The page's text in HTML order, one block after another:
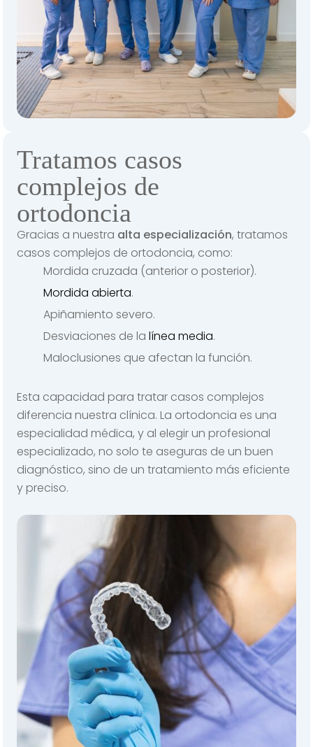
Tratamos casos
complejos de
ortodoncia
Gracias a nuestra alta especialización, tratamos
casos complejos de ortodoncia, como:
Mordida cruzada (anterior o posterior).
Mordida abierta.
Apiñamiento severo.
Desviaciones de la línea media.
Maloclusiones que afectan la función.
Esta capacidad para tratar casos complejos
diferencia nuestra clínica. La ortodoncia es una
especialidad médica, y al elegir un profesional
especializado, no solo te aseguras de un buen
diagnóstico, sino de un tratamiento más eficiente
y preciso.